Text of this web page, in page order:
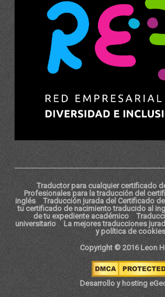
Traductor para cualquier certificado
Profesionales para la traducción del
inglés
Traducción jurada del Certificado
tu certificado de nacimiento traducido al
de tu expediente académico
universitario
La mejores traducciones
y política de cookies
Copyright © 2016 Leon
Desarrollo y hosting